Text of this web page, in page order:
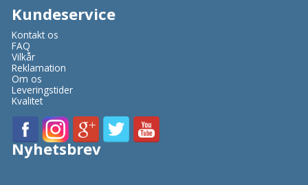
Kundeservice
Kontakt os
FAQ
Vilkår
Reklamation
Om os
Leveringstider
Kvalitet
Nyhetsbrev